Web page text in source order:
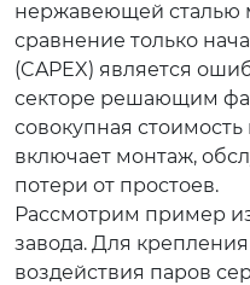
нержавеющей сталью
сравнение только
(CAPEX) является
секторе решающим
совокупная стоимость
включает монтаж,
потери от простоев.
Рассмотрим пример
завода. Для
воздействия паров